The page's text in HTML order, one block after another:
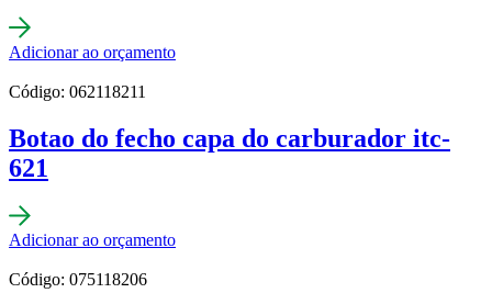
Adicionar ao orçamento
Código: 062118211
Botao do fecho capa do carburador itc-
621
Adicionar ao orçamento
Código: 075118206